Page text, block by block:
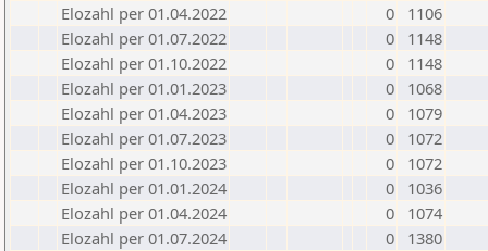
Elozahl per 01.04.2022
0
1106
Elozahl per 01.07.2022
0
1148
Elozahl per 01.10.2022
0
1148
Elozahl per 01.01.2023
0
1068
Elozahl per 01.04.2023
0
1079
Elozahl per 01.07.2023
0
1072
Elozahl per 01.10.2023
0
1072
Elozahl per 01.01.2024
0
1036
Elozahl per 01.04.2024
0
1074
Elozahl per 01.07.2024
0
1380